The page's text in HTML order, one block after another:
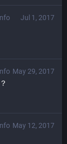
Jul 1, 2017
May 29, 2017
May 12, 2017